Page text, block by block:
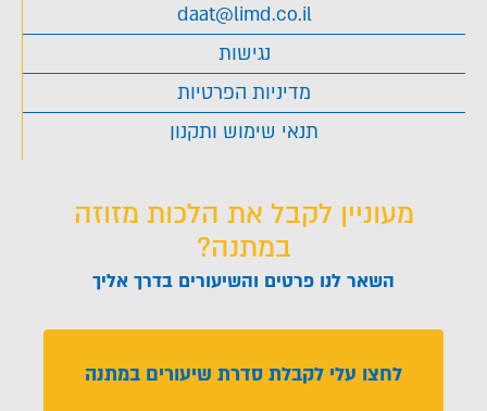
daat@limd.co.il
נגישות
מדיניות הפרטיות
תנאי שימוש ותקנון
מעוניין לקבל את הלכות מזוזה
במתנה?
השאר לנו פרטים והשיעורים בדרך אליך
לחצו עלי לקבלת סדרת שיעורים במתנה